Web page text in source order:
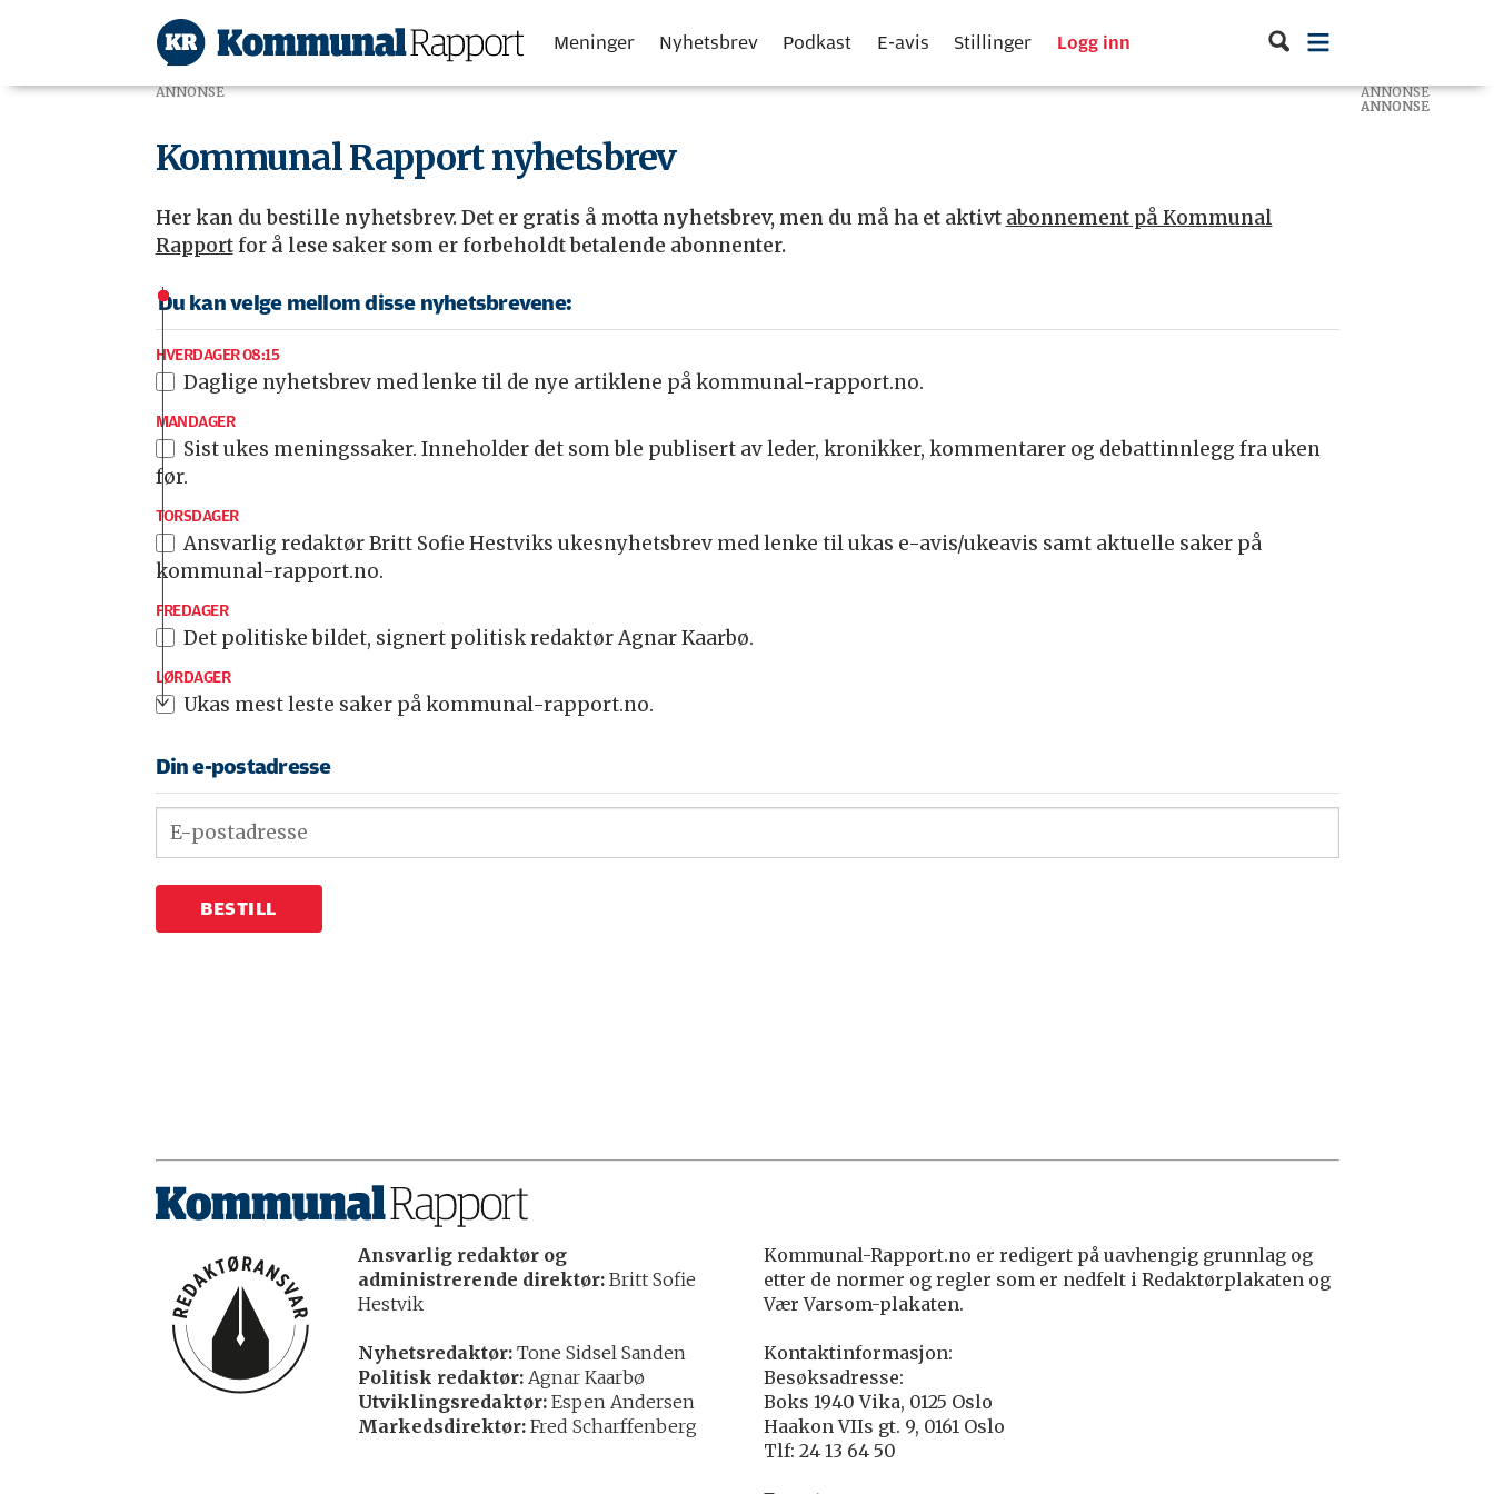
Meninger Nyhetsbrev Podkast E-avis Stillinger Logg inn
Nyhetsbrev-
ANNONSE
Kommunal Rapport nyhetsbrev
Her kan du bestille nyhetsbrev. Det er gratis å motta nyhetsbrev, men du må ha et aktivt abonnement på Kommunal
Rapportfor å lese saker som er forbeholdt betalende abonnenter.
Du kan velge mellom disse nyhetsbrevene:
HVERDAGER 08:15
Daglige nyhetsbrev med lenke til de nye artiklene på kommunal-rapport.no.
MANDAGER
før.
TORSDAGER
kommunal-rapport.no.
FREDAGER
Det politiske bildet, signert politisk redaktør Agnar Kaarbø.
LØRDAGER
Ukas mest leste saker på kommunal-rapport.no.
Din e-postadresse
BESTILL
ANNONSE
ANNONSE
ANNONSE
Ansvarlig redaktør og
administrerende direktør: Britt Sofie
Hestvik
Nyhetsredaktør: Tone Sidsel Sanden
Politisk redaktør: Agnar Kaarbø
Utviklingsredaktør: Espen Andersen
Markedsdirektør: Fred Scharffenberg
Kommunal-Rapport.no er redigert på uavhengig grunnlag og
etter de normer og regler som er nedfelt i Redaktørplakaten og
Vær Varsom-plakaten.
Kontaktinformasjon:
Besøksadresse:
Boks 1940 Vika, 0125 Oslo
Haakon VIIs gt. 9, 0161 Oslo
Tlf: 24 13 64 50